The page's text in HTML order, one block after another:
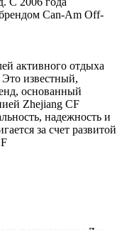
Can-Am Off-
активного отдыха
известный,
основанный
Zhejiang CF
надежность и
за счет развитой